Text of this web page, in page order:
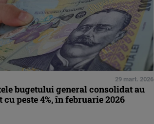
29 mart. 2026
bugetului general consolidat au
cu peste 4%, în februarie 2026